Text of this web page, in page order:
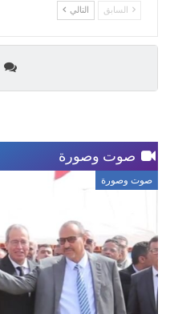
السابق التالي
صوت وصورة
صوت وصورة